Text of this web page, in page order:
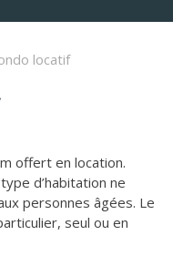
locatif
offert en location.
d’habitation ne
personnes âgées. Le
seul ou en